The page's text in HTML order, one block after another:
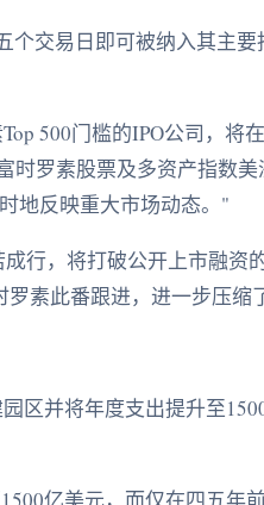
个交易日即可被纳入其主
500门槛的IPO公司，将
时罗素股票及多资产指数美
地反映重大市场动态。"
行，将打破公开上市融资的
素此番跟进，进一步压缩
区并将年度支出提升至
亿美元，而仅在四五年